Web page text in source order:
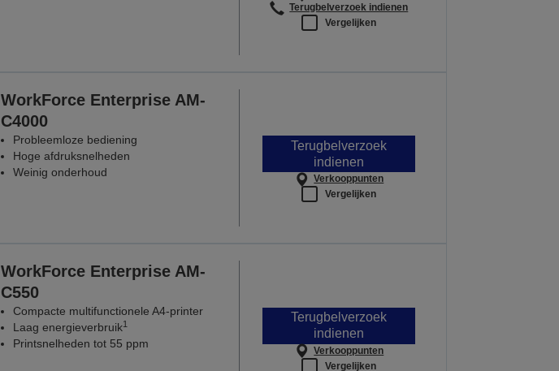
Terugbelverzoek indienen
Vergelijken
WorkForce Enterprise AM-
C4000
Probleemloze bediening
Hoge afdruksnelheden
Weinig onderhoud
Terugbelverzoek
indienen
Verkooppunten
Vergelijken
WorkForce Enterprise​ AM-
C550
Compacte multifunctionele A4-printer
Laag energieverbruik1
Printsnelheden tot 55 ppm
Terugbelverzoek
indienen
Verkooppunten
Vergelijken